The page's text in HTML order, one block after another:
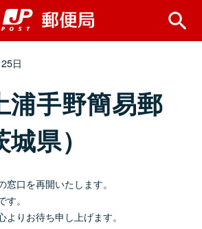
日
浦手野簡易郵
県）
口を再開いたします。
。
りお待ち申し上げます。